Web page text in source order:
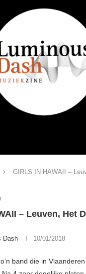
GIRLS IN HAWAII –
– Leuven, Het
Dash 10/01/2018
band die in